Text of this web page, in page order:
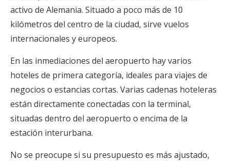
activo de Alemania. Situado a poco más de 10
kilómetros del centro de la ciudad, sirve vuelos
internacionales y europeos.
En las inmediaciones del aeropuerto hay varios
hoteles de primera categoría, ideales para viajes de
negocios o estancias cortas. Varias cadenas hoteleras
están directamente conectadas con la terminal,
situadas dentro del aeropuerto o encima de la
estación interurbana.
No se preocupe si su presupuesto es más ajustado,